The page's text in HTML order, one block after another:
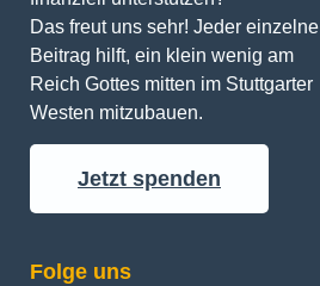
Das freut uns sehr! Jeder einzelne
Beitrag hilft, ein klein wenig am
Reich Gottes mitten im Stuttgarter
Westen mitzubauen.
Jetzt spenden
Folge uns